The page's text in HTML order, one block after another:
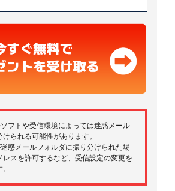
フトや受信環境によっては迷惑メール
られる可能性があります。
惑メールフォルダに振り分けられた場
レスを許可するなど、受信設定の変更を